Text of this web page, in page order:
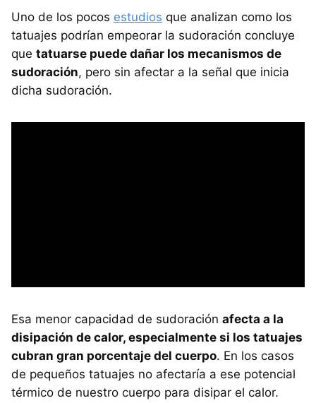
Uno de los pocos estudios que analizan como los
tatuajes podrían empeorar la sudoración concluye
que tatuarse puede dañar los mecanismos de
sudoración, pero sin afectar a la señal que inicia
dicha sudoración.
Esa menor capacidad de sudoración afecta a la
disipación de calor, especialmente si los tatuajes
cubran gran porcentaje del cuerpo. En los casos
de pequeños tatuajes no afectaría a ese potencial
térmico de nuestro cuerpo para disipar el calor.